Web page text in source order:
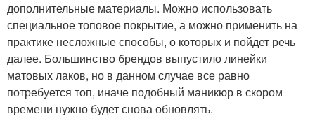
дополнительные материалы. Можно использовать
специальное топовое покрытие, а можно применить на
практике несложные способы, о которых и пойдет речь
далее. Большинство брендов выпустило линейки
матовых лаков, но в данном случае все равно
потребуется топ, иначе подобный маникюр в скором
времени нужно будет снова обновлять.